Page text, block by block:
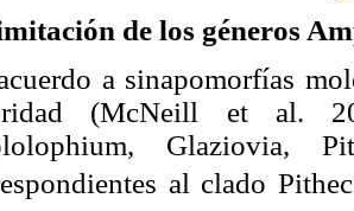
de los géneros
a sinapomorfías
(McNeill et al.
Glaziovia,
al clado